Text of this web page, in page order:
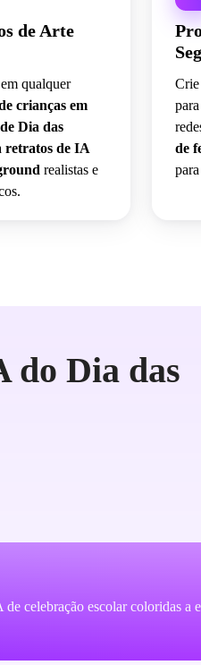
de Arte
qualquer
crianças em
Dia das
retratos de IA
realistas e
Crie
de
do Dia das
celebração escolar coloridas a